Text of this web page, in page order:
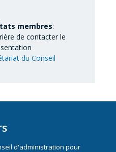
membres:
de contacter le
du Conseil
d'administration pour